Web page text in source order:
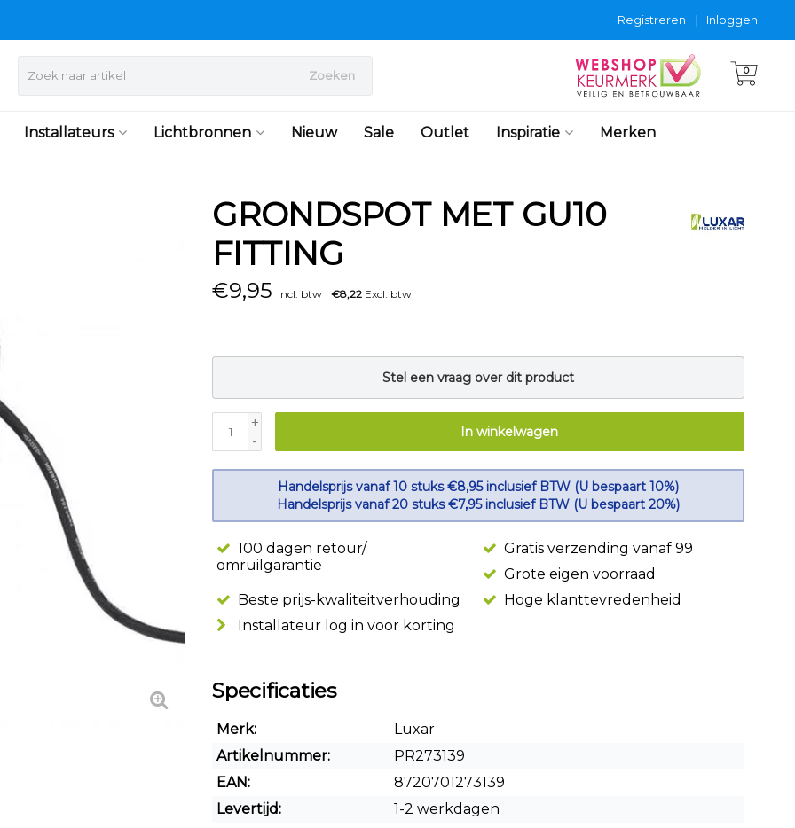
Inloggen
|
Registreren
Zoeken 0
Installateurs Lichtbronnen Nieuw Sale Outlet Inspiratie Merken
GRONDSPOT MET GU10
FITTING
€9,95 Incl. btw €8,22 Excl. btw
Stel een vraag over dit product
+
-
In winkelwagen
Handelsprijs vanaf 10 stuks €8,95 inclusief BTW (U bespaart 10%)
Handelsprijs vanaf 20 stuks €7,95 inclusief BTW (U bespaart 20%)
100 dagen retour/
omruilgarantie
Gratis verzending vanaf 99
Grote eigen voorraad
Beste prijs-kwaliteitverhouding
Hoge klanttevredenheid
Installateur log in voor korting
Specificaties
Merk:
Luxar
Artikelnummer:
PR273139
EAN:
8720701273139
Levertijd:
1-2 werkdagen